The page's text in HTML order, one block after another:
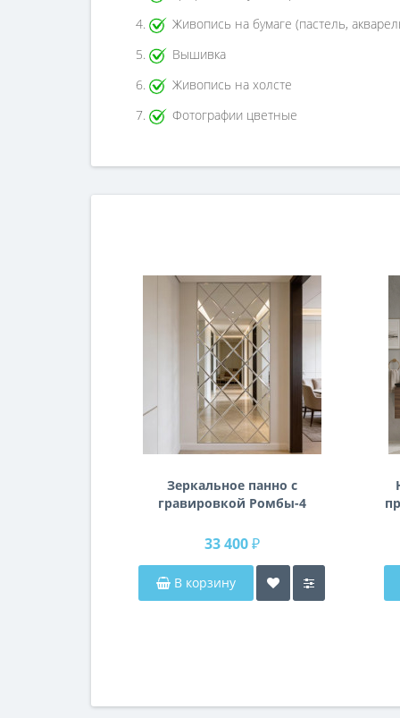
Живопись на бумаге (пастель,
Вышивка
Живопись на холсте
Фотографии цветные
Зеркальное панно с
гравировкой Ромбы-4
33 400 ₽
В корзину